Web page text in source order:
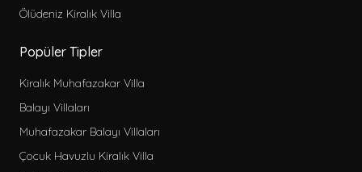
Ölüdeniz Kiralık Villa
Popüler Tipler
Kiralık Muhafazakar Villa
Balayı Villaları
Muhafazakar Balayı Villaları
Çocuk Havuzlu Kiralık Villa